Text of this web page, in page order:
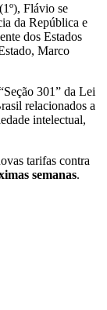
Flávio se
da República e
dos Estados
Marco
301” da Lei
relacionados a
intelectual,
tarifas contra
semanas.